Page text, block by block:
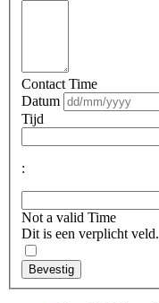
Contact Time
Datum
Tijd
:
Not a valid Time
Dit is een verplicht veld.
Bevestig